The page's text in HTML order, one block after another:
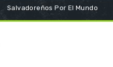
Salvadoreños Por El Mundo